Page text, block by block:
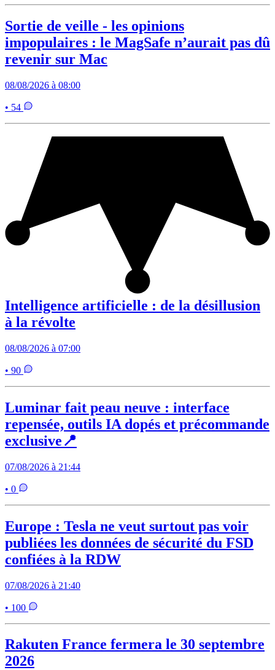
Sortie de veille - les opinions
impopulaires : le MagSafe n’aurait pas dû
revenir sur Mac
08/08/2026 à 08:00
• 54
Intelligence artificielle : de la désillusion
à la révolte
08/08/2026 à 07:00
• 90
Luminar fait peau neuve : interface
repensée, outils IA dopés et précommande
exclusive📍
07/08/2026 à 21:44
• 0
Europe : Tesla ne veut surtout pas voir
publiées les données de sécurité du FSD
confiées à la RDW
07/08/2026 à 21:40
• 100
Rakuten France fermera le 30 septembre
2026